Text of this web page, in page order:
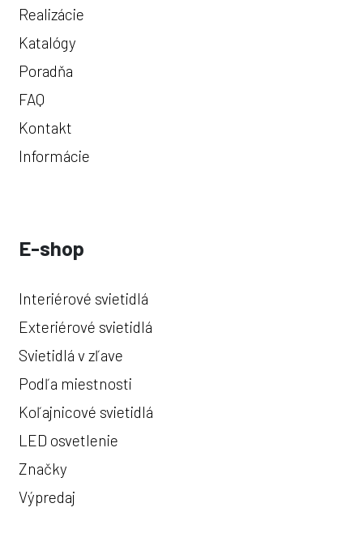
Realizácie
Katalógy
Poradňa
FAQ
Kontakt
Informácie
E-shop
Interiérové svietidlá
Exteriérové svietidlá
Svietidlá v zľave
Podľa miestnosti
Koľajnicové svietidlá
LED osvetlenie
Značky
Výpredaj